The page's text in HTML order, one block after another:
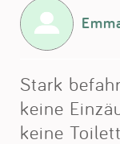
Stark
keine
keine